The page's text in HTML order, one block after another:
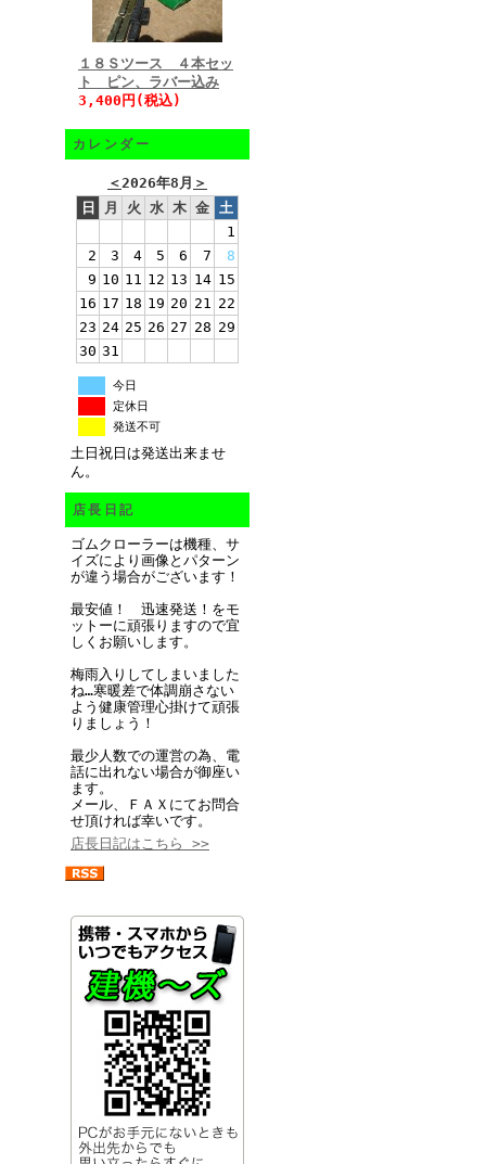
１８Ｓツース ４本セッ
ト ピン、ラバー込み
3,400円(税込)
カレンダー
＜2026年8月 ＞
日
月 火 水 木 金 土
1
2
3 4 5 6 7
8
9 10 11 12 13 14 15
16 17 18 19 20 21 22
23 24 25 26 27 28 29
30 31
今日
定休日
発送不可
土日祝日は発送出来ませ
ん。
店長日記
ゴムクローラーは機種、サ
イズにより画像とパターン
が違う場合がございます！
最安値！ 迅速発送！をモ
ットーに頑張りますので宜
しくお願いします。
梅雨入りしてしまいました
ね…寒暖差で体調崩さない
よう健康管理心掛けて頑張
りましょう！
最少人数での運営の為、電
話に出れない場合が御座い
ます。
メール、ＦＡＸにてお問合
せ頂ければ幸いです。
店長日記はこちら >>